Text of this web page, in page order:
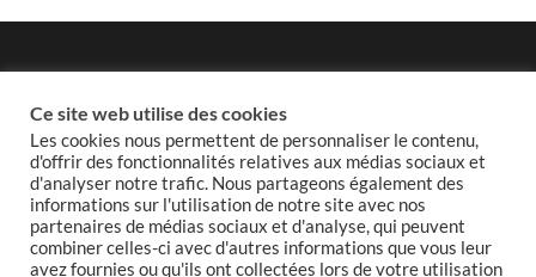
Politique de cookies
Ce site web utilise des cookies
Les cookies nous permettent de personnaliser le contenu,
d'offrir des fonctionnalités relatives aux médias sociaux et
d'analyser notre trafic. Nous partageons également des
informations sur l'utilisation de notre site avec nos
partenaires de médias sociaux et d'analyse, qui peuvent
combiner celles-ci avec d'autres informations que vous leur
avez fournies ou qu'ils ont collectées lors de votre utilisation